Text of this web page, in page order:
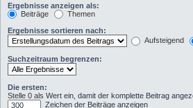
Ergebnisse anzeigen als:
Beiträge
Themen
Ergebnisse sortieren nach:
Aufsteigend
Suchzeitraum begrenzen:
Die ersten:
Stelle 0 als Wert ein, damit der komplette Beitrag
Zeichen der Beiträge anzeigen